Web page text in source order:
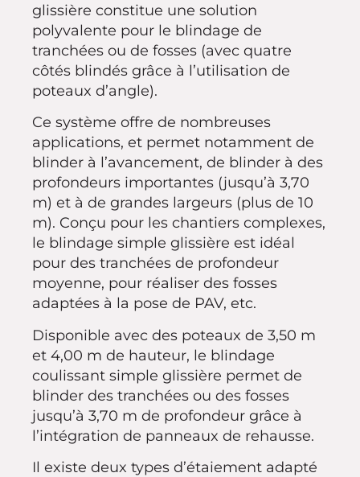
glissière constitue une solution
polyvalente pour le blindage de
tranchées ou de fosses (avec quatre
côtés blindés grâce à l’utilisation de
poteaux d’angle).
Ce système offre de nombreuses
applications, et permet notamment de
blinder à l’avancement, de blinder à des
profondeurs importantes (jusqu’à 3,70
m) et à de grandes largeurs (plus de 10
m). Conçu pour les chantiers complexes,
le blindage simple glissière est idéal
pour des tranchées de profondeur
moyenne, pour réaliser des fosses
adaptées à la pose de PAV, etc.
Disponible avec des poteaux de 3,50 m
et 4,00 m de hauteur, le blindage
coulissant simple glissière permet de
blinder des tranchées ou des fosses
jusqu’à 3,70 m de profondeur grâce à
l’intégration de panneaux de rehausse.
Il existe deux types d’étaiement adapté